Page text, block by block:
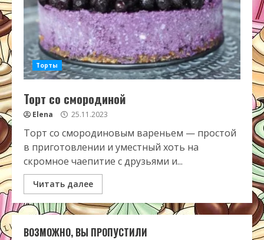
Торты
Торт со смородиной
Elena 25.11.2023
Торт со смородиновым вареньем — простой
в приготовлении и уместный хоть на
скромное чаепитие с друзьями и...
Читать далее
ВОЗМОЖНО, ВЫ ПРОПУСТИЛИ